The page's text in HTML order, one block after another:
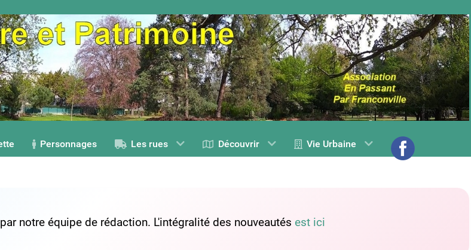
Personnages Les rues Découvrir Vie Urbaine
notre équipe de rédaction. L'intégralité des nouveautés est ici